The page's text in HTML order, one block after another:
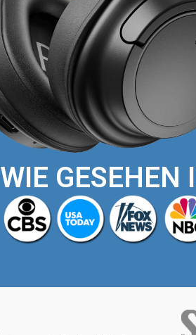
WIE GESEHEN